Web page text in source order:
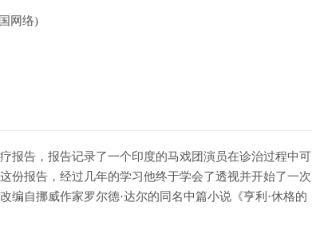
网络)
报告，报告记录了一个印度的马戏团演员在诊治过程中可
份报告，经过几年的学习他终于学会了透视并开始了一次
自挪威作家罗尔德·达尔的同名中篇小说《亨利·休格的